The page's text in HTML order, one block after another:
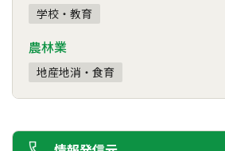
学校・教育
農林業
地産地消・食育